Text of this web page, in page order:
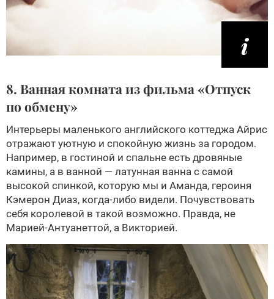
8. Ванная комната из фильма «Отпуск
по обмену»
Интерьеры маленького английского коттеджа Айрис
отражают уютную и спокойную жизнь за городом.
Например, в гостиной и спальне есть дровяные
камины, а в ванной — латунная ванна с самой
высокой спинкой, которую мы и Аманда, героиня
Кэмерон Диаз, когда-либо видели. Почувствовать
себя королевой в такой возможно. Правда, не
Марией-Антуанеттой, а Викторией.